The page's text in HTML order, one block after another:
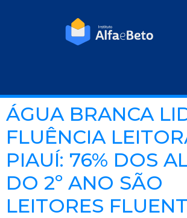
ÁGUA BRANCA
FLUÊNCIA
PIAUÍ: 76% DOS
DO 2º ANO SÃO
LEITORES